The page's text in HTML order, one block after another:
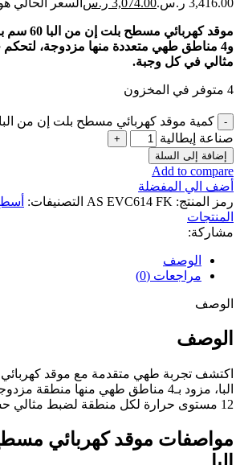
موقد
و4 مناطق طهي متعددة منها مزدوجة،
مثالي في كل وجبة.
4 متوفر في المخزون
صناعة إيطالية
إضافة إلى السلة
Add to compare
أضف الي المفضلة
رمز المنتج: AS EVC614 FK التصنيفات:
المنتجات
مشاركة:
الوصف
مراجعات (0)
الوصف
الوصف
اكتشف تجربة طهي متقدمة مع موقد
البا، مزود بـ4 مناطق طهي منها منطقة
12 مستوى حرارة لكل منطقة لضبط مثالي حسب نوع الطعام.
مواصفات موقد كهربائي